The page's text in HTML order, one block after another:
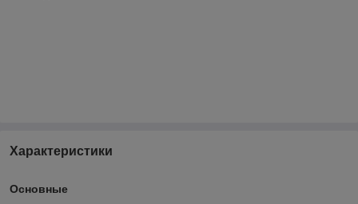
Характеристики
Основные